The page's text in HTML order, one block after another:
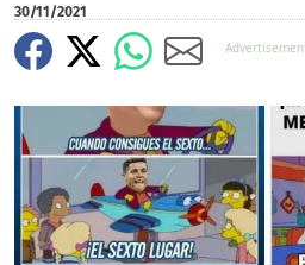
30/11/2021